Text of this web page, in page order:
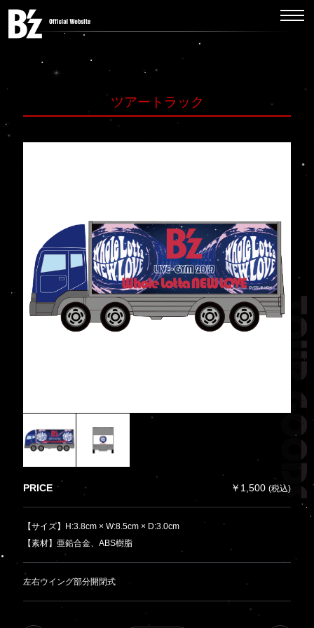
ツアートラック
PRICE ￥1,500(税込)
【サイズ】H:3.8cm × W:8.5cm × D:3.0cm
【素材】亜鉛合金、ABS樹脂
左右ウイング部分開閉式